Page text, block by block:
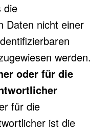
die
Daten nicht einer
werden.
oder für die
für die
ist die